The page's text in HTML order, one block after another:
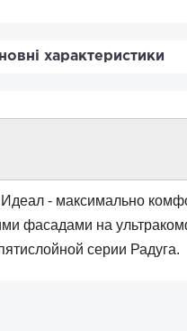
характеристики
- максимально
фасадами на
серии Радуга.